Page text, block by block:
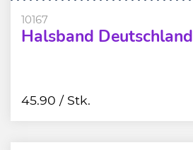
10167
Halsband
45.90 / Stk.